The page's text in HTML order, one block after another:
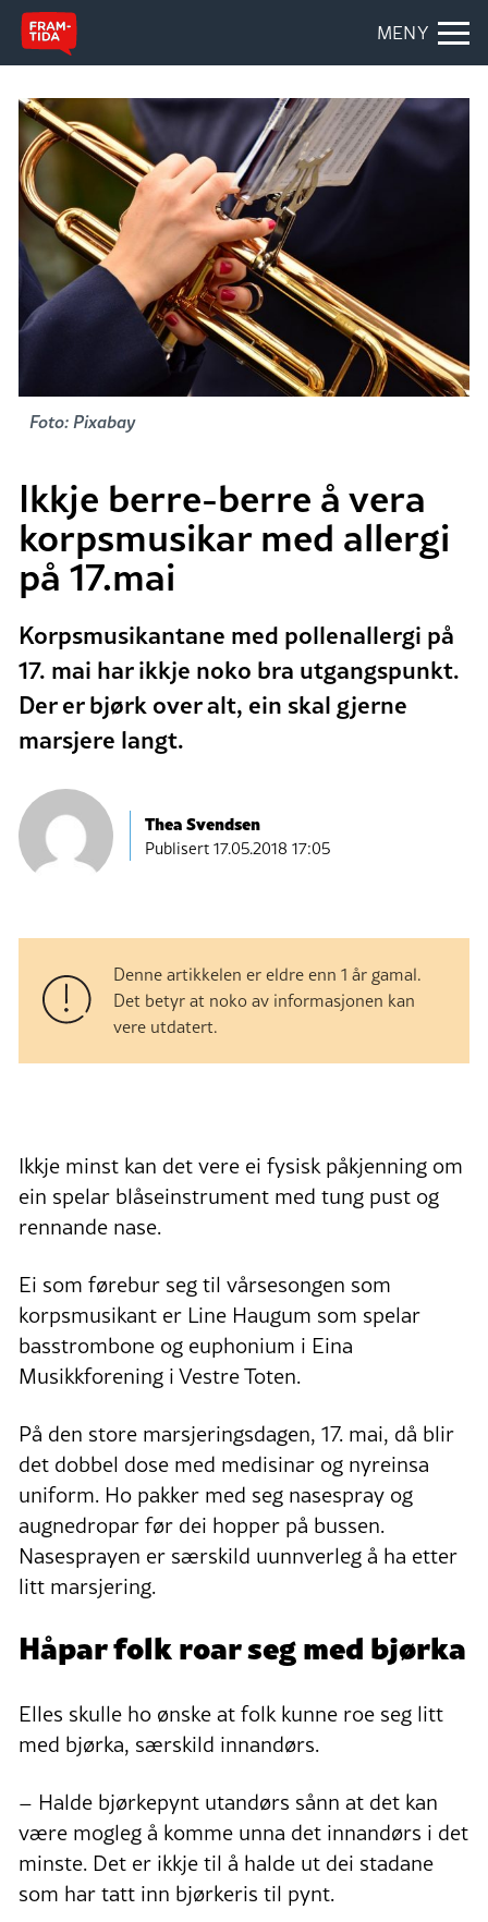
MENY
Foto: Pixabay
Ikkje berre-berre å vera
korpsmusikar med allergi
på 17.mai
Korpsmusikantane med pollenallergi på
17. mai har ikkje noko bra utgangspunkt.
Der er bjørk over alt, ein skal gjerne
marsjere langt.
Thea Svendsen
Publisert17.05.2018 17:05
Denne artikkelen er eldre enn 1 år gamal.
Det betyr at noko av informasjonen kan
vere utdatert.
Ikkje minst kan det vere ei fysisk påkjenning om
ein spelar blåseinstrument med tung pust og
rennande nase.
Ei som førebur seg til vårsesongen som
korpsmusikant er Line Haugum som spelar
basstrombone og euphonium i Eina
Musikkforening i Vestre Toten.
På den store marsjeringsdagen, 17. mai, då blir
det dobbel dose med medisinar og nyreinsa
uniform. Ho pakker med seg nasespray og
augnedropar før dei hopper på bussen.
Nasesprayen er særskild uunnverleg å ha etter
litt marsjering.
Håpar folk roar seg med bjørka
Elles skulle ho ønske at folk kunne roe seg litt
med bjørka, særskild innandørs.
– Halde bjørkepynt utandørs sånn at det kan
være mogleg å komme unna det innandørs i det
minste. Det er ikkje til å halde ut dei stadane
som har tatt inn bjørkeris til pynt.